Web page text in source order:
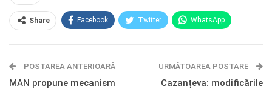
Share Facebook Twitter WhatsApp
Telegram OK.ru
POSTAREA ANTERIOARĂ
MAN propune mecanism
URMĂTOAREA POSTARE
Cazanțeva: modificările